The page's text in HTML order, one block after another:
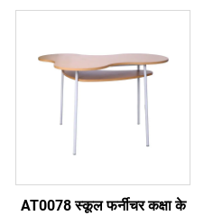
AT0078 स्कूल फर्नीचर कक्षा के